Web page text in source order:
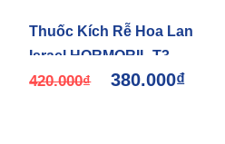
Thuốc Kích Rễ Hoa Lan
Israel HORMORIL T3
100gr – Ra Rễ Nhanh, Hỗ
420.000₫ 380.000₫